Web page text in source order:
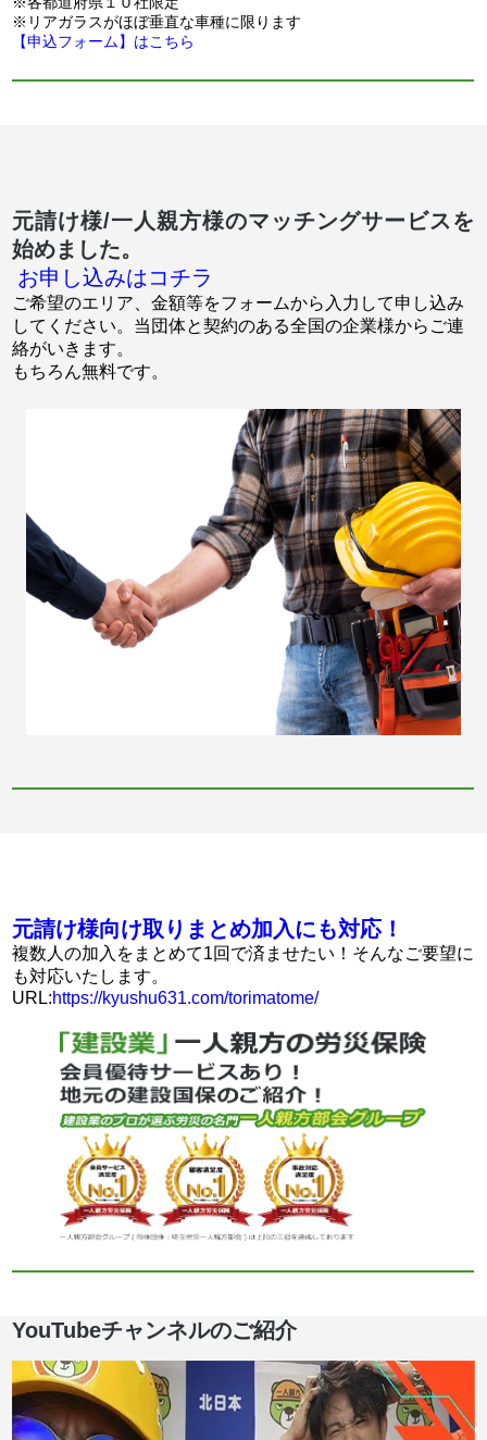
※リアガラスがほぼ垂直な車種に限ります
【申込フォーム】はこちら
元請け様/一人親方様のマッチングサービスを
始めました。
お申し込みはコチラ
ご希望のエリア、金額等をフォームから入力して申し込み
してください。当団体と契約のある全国の企業様からご連
絡がいきます。
もちろん無料です。
元請け様向け取りまとめ加入にも対応！
複数人の加入をまとめて1回で済ませたい！そんなご要望に
も対応いたします。
URL:https://kyushu631.com/torimatome/
YouTubeチャンネルのご紹介